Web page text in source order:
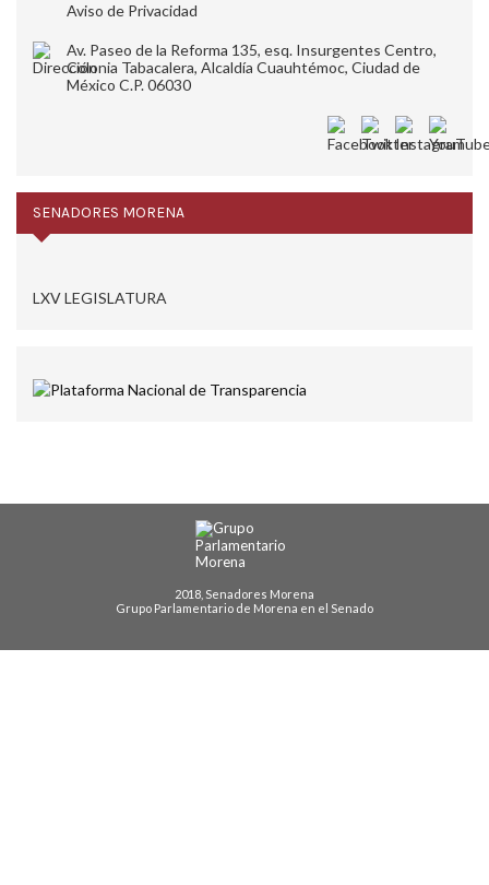
Aviso de Privacidad
Av. Paseo de la Reforma 135, esq. Insurgentes Centro,
Colonia Tabacalera, Alcaldía Cuauhtémoc, Ciudad de
México C.P. 06030
SENADORES MORENA
LXV LEGISLATURA
2018, Senadores Morena
Grupo Parlamentario de Morena en el Senado